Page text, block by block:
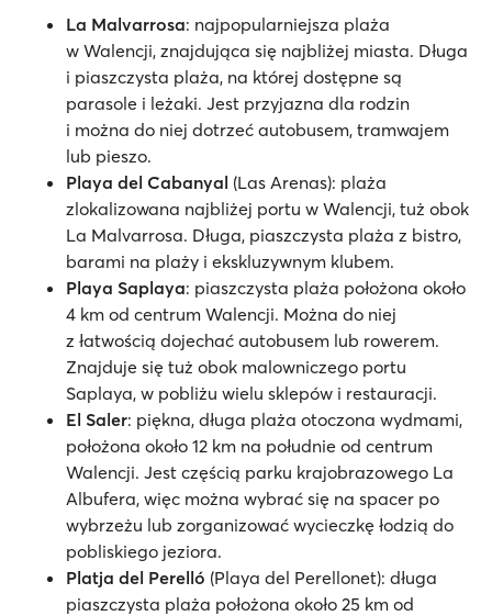
La Malvarrosa: najpopularniejsza plaża
w Walencji, znajdująca się najbliżej miasta. Długa
i piaszczysta plaża, na której dostępne są
parasole i leżaki. Jest przyjazna dla rodzin
i można do niej dotrzeć autobusem, tramwajem
lub pieszo.
Playa del Cabanyal (Las Arenas): plaża
zlokalizowana najbliżej portu w Walencji, tuż obok
La Malvarrosa. Długa, piaszczysta plaża z bistro,
barami na plaży i ekskluzywnym klubem.
Playa Saplaya: piaszczysta plaża położona około
4 km od centrum Walencji. Można do niej
z łatwością dojechać autobusem lub rowerem.
Znajduje się tuż obok malowniczego portu
Saplaya, w pobliżu wielu sklepów i restauracji.
El Saler: piękna, długa plaża otoczona wydmami,
położona około 12 km na południe od centrum
Walencji. Jest częścią parku krajobrazowego La
Albufera, więc można wybrać się na spacer po
wybrzeżu lub zorganizować wycieczkę łodzią do
pobliskiego jeziora.
Platja del Perelló (Playa del Perellonet): długa
piaszczysta plaża położona około 25 km od